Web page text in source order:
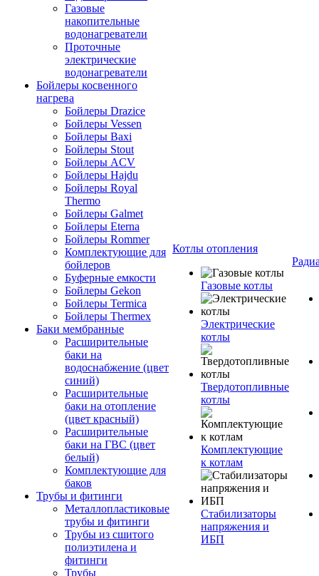
Газовые
накопительные
водонагреватели
Проточные
электрические
водонагреватели
Бойлеры косвенного
нагрева
Бойлеры Drazice
Бойлеры Vessen
Бойлеры Baxi
Бойлеры Stout
Бойлеры ACV
Бойлеры Hajdu
Бойлеры Royal
Thermo
Бойлеры Galmet
Бойлеры Eterna
Бойлеры Rommer
Комплектующие для
бойлеров
Буферные емкости
Бойлеры Gekon
Бойлеры Termica
Бойлеры Thermex
Баки мембранные
Расширительные
баки на
водоснабжение (цвет
синий)
Расширительные
баки на отопление
(цвет красный)
Расширительные
баки на ГВС (цвет
белый)
Комплектующие для
баков
Трубы и фитинги
Металлопластиковые
трубы и фитинги
Трубы из сшитого
полиэтилена и
фитинги
Трубы
Котлы отопления
Газовые котлы
Электрические
котлы
Твердотопливные
котлы
Комплектующие
к котлам
Стабилизаторы
напряжения и
ИБП